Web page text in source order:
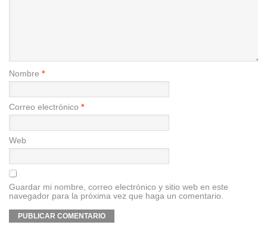
Nombre *
Correo electrónico *
Web
Guardar mi nombre, correo electrónico y sitio web en este
navegador para la próxima vez que haga un comentario.